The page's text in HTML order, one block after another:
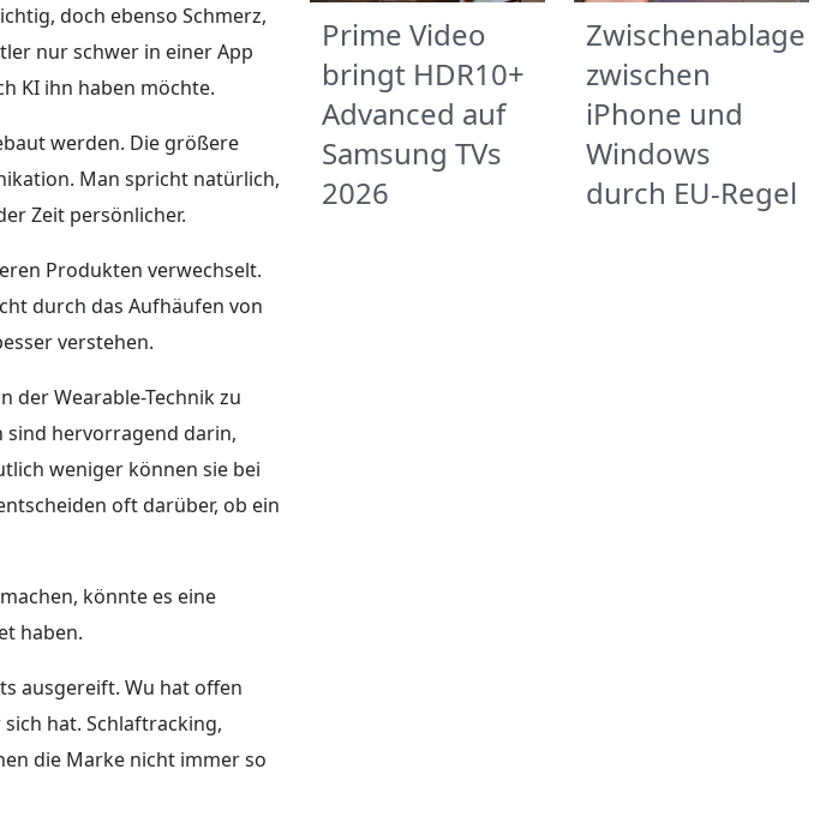
doch ebenso Schmerz,
nur schwer in einer App
KI ihn haben möchte.
werden. Die größere
Man spricht natürlich,
Zeit persönlicher.
Produkten verwechselt.
durch das Aufhäufen von
verstehen.
der Wearable-Technik zu
sind hervorragend darin,
weniger können sie bei
oft darüber, ob ein
könnte es eine
haben.
ausgereift. Wu hat offen
hat. Schlaftracking,
die Marke nicht immer so
Prime Video
bringt HDR10+
Advanced auf
Samsung TVs
2026
Zwischenablage
zwischen
iPhone und
Windows
durch EU-Regel